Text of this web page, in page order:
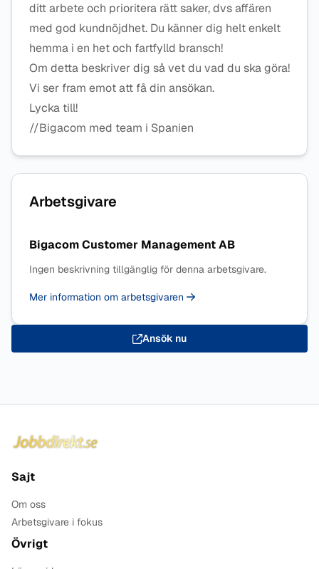
ditt arbete och prioritera rätt saker, dvs affären
med god kundnöjdhet. Du känner dig helt enkelt
hemma i en het och fartfylld bransch!
Om detta beskriver dig så vet du vad du ska göra!
Vi ser fram emot att få din ansökan.
Lycka till!
//Bigacom med team i Spanien
Arbetsgivare
Bigacom Customer Management AB
Ingen beskrivning tillgänglig för denna arbetsgivare.
Mer information om arbetsgivaren
Ansök nu
Sajt
Om oss
Arbetsgivare i fokus
Övrigt